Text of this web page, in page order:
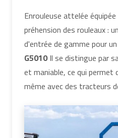
Enrouleuse attelée
préhension des rouleaux :
d'entrée de gamme pour
G5010Il se distingue par
et maniable, ce qui
même avec des tracteurs